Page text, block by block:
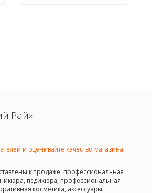
Рай»
к продаже: профессиональная
педикюра, профессиональная
косметика, аксессуары,